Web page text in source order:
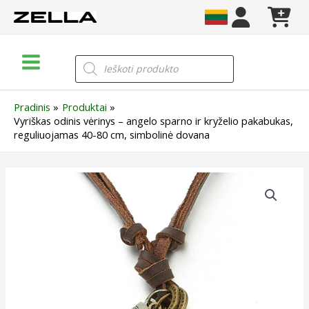
prie
Menu
Products
search
Pradinis
Produktai
Vyriškas odinis vėrinys – angelo sparno ir kryželio pakabukas,
reguliuojamas 40-80 cm, simbolinė dovana